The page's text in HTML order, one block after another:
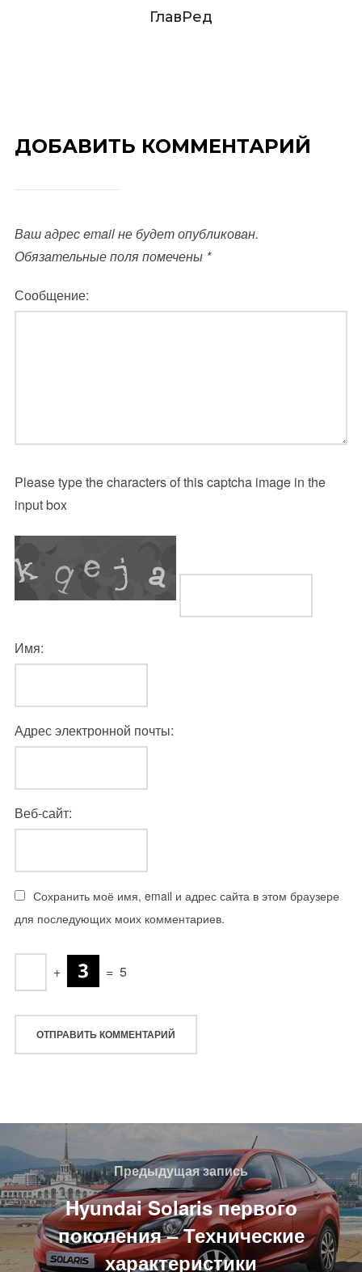
ГлавРед
ДОБАВИТЬ КОММЕНТАРИЙ
Ваш адрес email не будет опубликован.
Обязательные поля помечены *
Сообщение:
Please type the characters of this captcha image in the
input box
Имя:
Адрес электронной почты:
Веб-сайт:
Сохранить моё имя, email и адрес сайта в этом браузере
для последующих моих комментариев.
+ = 5
Навигация
по
записям
Предыдущая
запись
Предыдущая запись
Hyundai Solaris первого
поколения – Технические
характеристики